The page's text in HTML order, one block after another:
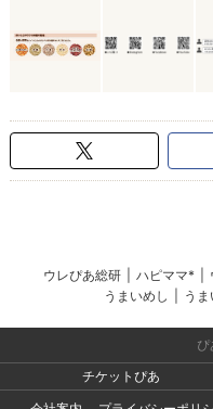
ウレぴあ総研 ハピママ*
うまいめし
う
ぴ
チケットぴあ